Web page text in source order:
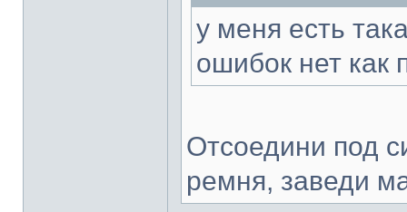
у меня есть
ошибок нет как
Отсоедини под
ремня, заведи